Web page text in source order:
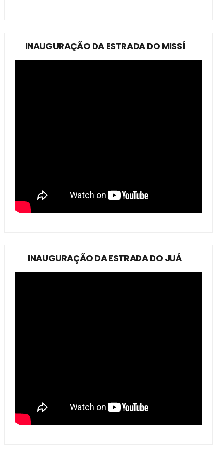
INAUGURAÇÃO DA ESTRADA DO MISSÍ
INAUGURAÇÃO DA ESTRADA DO JUÁ